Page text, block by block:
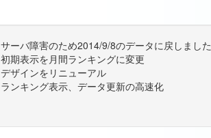
サーバ障害のため2014/9/8のデータに戻しまし
初期表示を月間ランキングに変更
デザインをリニューアル
ランキング表示、データ更新の高速化